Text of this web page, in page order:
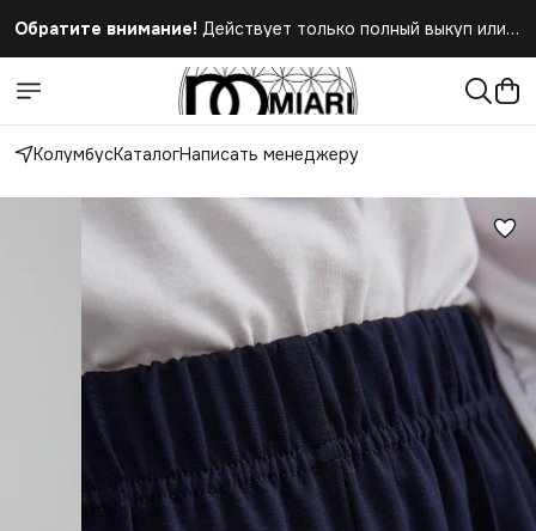
Обратите внимание! Действует только полный выкуп или
КолумбусКаталогНаписать менеджеру